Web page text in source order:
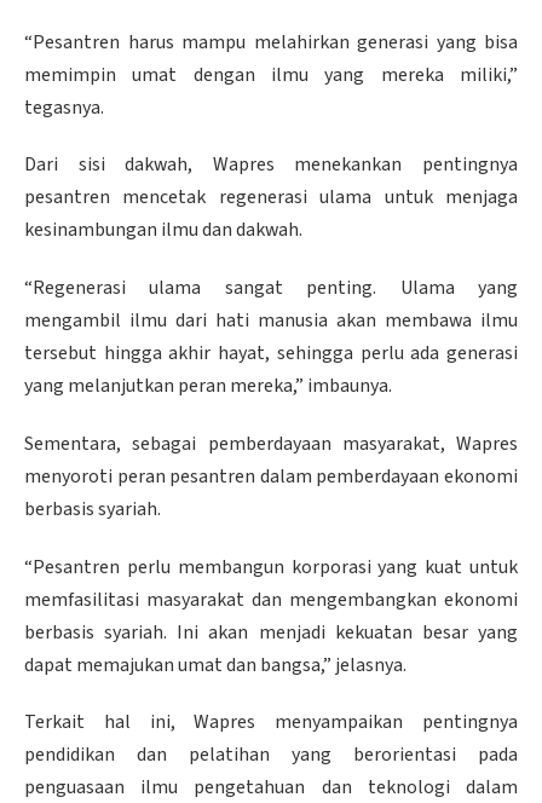
“Pesantren harus mampu melahirkan generasi yang bisa
memimpin umat dengan ilmu yang mereka miliki,”
tegasnya.
Dari sisi dakwah, Wapres menekankan pentingnya
pesantren mencetak regenerasi ulama untuk menjaga
kesinambungan ilmu dan dakwah.
“Regenerasi ulama sangat penting. Ulama yang
mengambil ilmu dari hati manusia akan membawa ilmu
tersebut hingga akhir hayat, sehingga perlu ada generasi
yang melanjutkan peran mereka,” imbaunya.
Sementara, sebagai pemberdayaan masyarakat, Wapres
menyoroti peran pesantren dalam pemberdayaan ekonomi
berbasis syariah.
“Pesantren perlu membangun korporasi yang kuat untuk
memfasilitasi masyarakat dan mengembangkan ekonomi
berbasis syariah. Ini akan menjadi kekuatan besar yang
dapat memajukan umat dan bangsa,” jelasnya.
Terkait hal ini, Wapres menyampaikan pentingnya
pendidikan dan pelatihan yang berorientasi pada
penguasaan ilmu pengetahuan dan teknologi dalam